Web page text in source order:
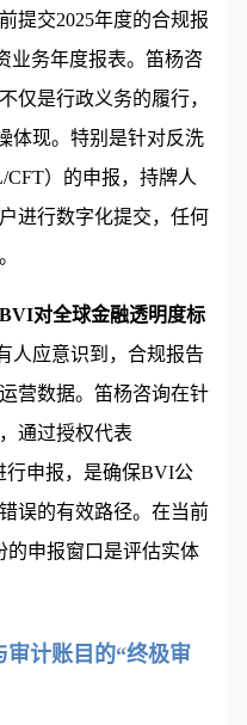
提交2025年度的合规报
业务年度报表。笛杨咨
仅是行政义务的履行，
体现。特别是针对反洗
）的申报，持牌人
进行数字化提交，任何
对全球金融透明度标
人应意识到，合规报告
营数据。笛杨咨询在针
通过授权代表
行申报，是确保BVI公
误的有效路径。在当前
的申报窗口是评估实体
审计账目的“终极审